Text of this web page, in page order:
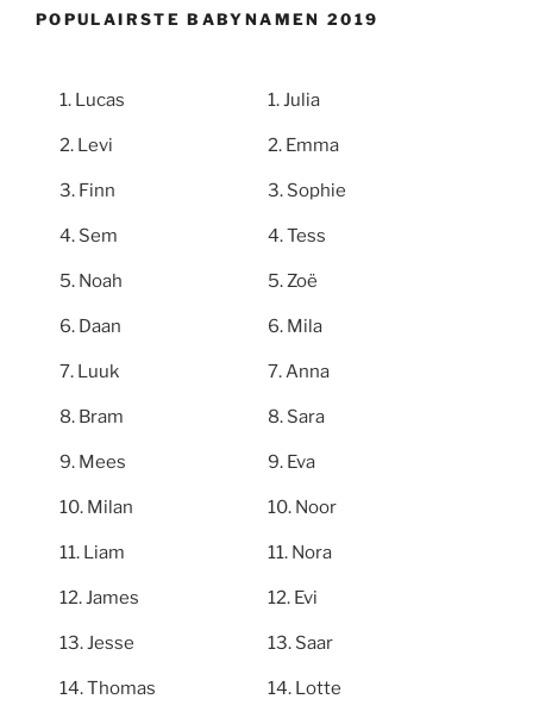
POPULAIRSTE BABYNAMEN 2019
Lucas
Levi
Finn
Sem
Noah
Daan
Luuk
Bram
Mees
Milan
Liam
James
Jesse
Thomas
Julia
Emma
Sophie
Tess
Zoë
Mila
Anna
Sara
Eva
Noor
Nora
Evi
Saar
Lotte